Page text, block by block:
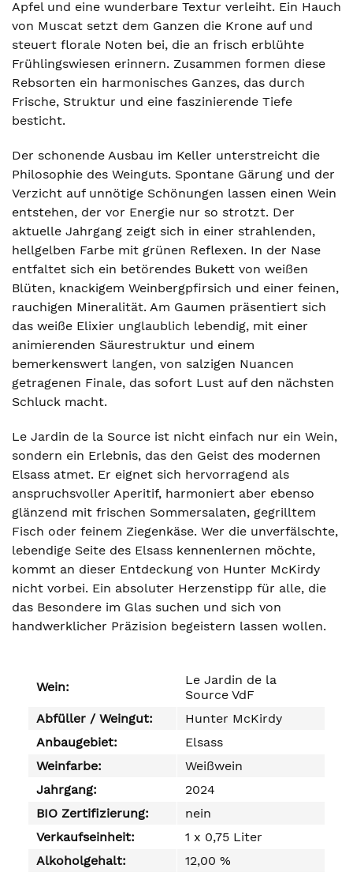
Apfel und eine wunderbare Textur verleiht. Ein Hauch
von Muscat setzt dem Ganzen die Krone auf und
steuert florale Noten bei, die an frisch erblühte
Frühlingswiesen erinnern. Zusammen formen diese
Rebsorten ein harmonisches Ganzes, das durch
Frische, Struktur und eine faszinierende Tiefe
besticht.
Der schonende Ausbau im Keller unterstreicht die
Philosophie des Weinguts. Spontane Gärung und der
Verzicht auf unnötige Schönungen lassen einen Wein
entstehen, der vor Energie nur so strotzt. Der
aktuelle Jahrgang zeigt sich in einer strahlenden,
hellgelben Farbe mit grünen Reflexen. In der Nase
entfaltet sich ein betörendes Bukett von weißen
Blüten, knackigem Weinbergpfirsich und einer feinen,
rauchigen Mineralität. Am Gaumen präsentiert sich
das weiße Elixier unglaublich lebendig, mit einer
animierenden Säurestruktur und einem
bemerkenswert langen, von salzigen Nuancen
getragenen Finale, das sofort Lust auf den nächsten
Schluck macht.
Le Jardin de la Source ist nicht einfach nur ein Wein,
sondern ein Erlebnis, das den Geist des modernen
Elsass atmet. Er eignet sich hervorragend als
anspruchsvoller Aperitif, harmoniert aber ebenso
glänzend mit frischen Sommersalaten, gegrilltem
Fisch oder feinem Ziegenkäse. Wer die unverfälschte,
lebendige Seite des Elsass kennenlernen möchte,
kommt an dieser Entdeckung von Hunter McKirdy
nicht vorbei. Ein absoluter Herzenstipp für alle, die
das Besondere im Glas suchen und sich von
handwerklicher Präzision begeistern lassen wollen.
Wein:
Le Jardin de la
Source VdF
Abfüller / Weingut:
Hunter McKirdy
Anbaugebiet:
Elsass
Weinfarbe:
Weißwein
Jahrgang:
2024
BIO Zertifizierung:
nein
Verkaufseinheit:
1 x 0,75 Liter
Alkoholgehalt:
12,00 %